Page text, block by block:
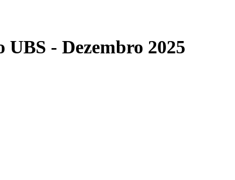
- Dezembro 2025